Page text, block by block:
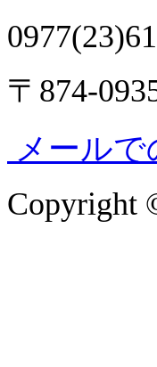
〒874-
メール
Copyright